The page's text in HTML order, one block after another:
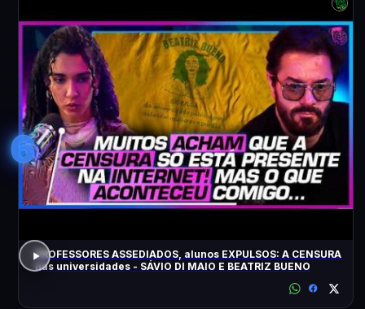
6
PROFESSORES ASSEDIADOS, alunos EXPULSOS: A CENSURA
nas universidades - SÁVIO DI MAIO E BEATRIZ BUENO